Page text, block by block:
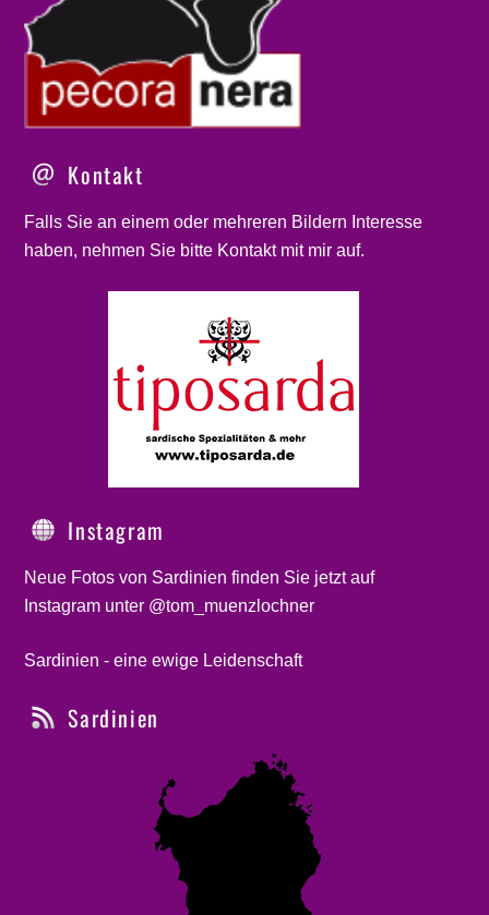
Kontakt
Falls Sie an einem oder mehreren Bildern Interesse
haben, nehmen Sie bitte Kontaktmit mir auf.
Instagram
Neue Fotos von Sardinien finden Sie jetzt auf
Instagram unter @tom_muenzlochner
Sardinien - eine ewige Leidenschaft
Sardinien